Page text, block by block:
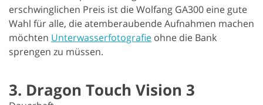
erschwinglichen Preis ist die Wolfang GA300 eine gute
Wahl für alle, die atemberaubende Aufnahmen machen
möchten Unterwasserfotografie ohne die Bank
sprengen zu müssen.
3. Dragon Touch Vision 3